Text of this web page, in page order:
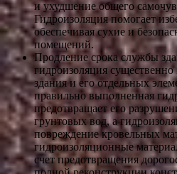
и ухудшение общего
Гидроизоляция помогает
обеспечивая сухие и
помещений.
Продление срока службы
гидроизоляция
здания и его отдельных
правильно выполненная
предотвращает его
грунтовых вод, а
повреждение кровельных
гидроизоляционные
счет предотвращения